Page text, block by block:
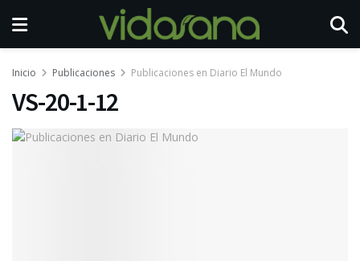
Inicio Publicaciones Publicaciones en Diario El Mundo
VS-20-1-12